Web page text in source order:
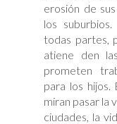
erosión de
los
todas partes,
atiene den
prometen
para los hijos.
miran pasar la
ciudades, la